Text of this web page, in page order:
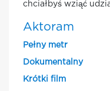
chciałbyś wziąć
Aktoram
Pełny metr
Dokumentalny
Krótki film